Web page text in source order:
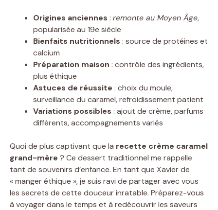
Origines anciennes : remonte au Moyen Âge,
popularisée au 19e siècle
Bienfaits nutritionnels : source de protéines et
calcium
Préparation maison : contrôle des ingrédients,
plus éthique
Astuces de réussite : choix du moule,
surveillance du caramel, refroidissement patient
Variations possibles : ajout de crème, parfums
différents, accompagnements variés
Quoi de plus captivant que la recette crème caramel
grand-mère ? Ce dessert traditionnel me rappelle
tant de souvenirs d’enfance. En tant que Xavier de
« manger éthique », je suis ravi de partager avec vous
les secrets de cette douceur inratable. Préparez-vous
à voyager dans le temps et à redécouvrir les saveurs